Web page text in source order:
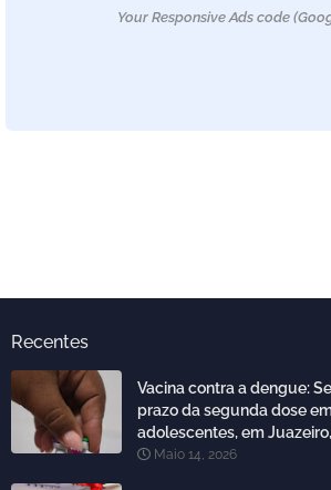
Your Responsive Ads code
Recentes
Vacina contra a dengue:
prazo da segunda dose
adolescentes, em
Maio 14, 2026